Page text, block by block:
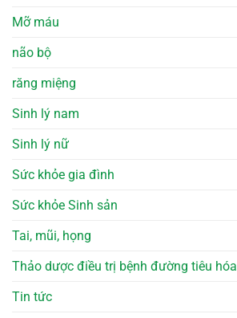
Mỡ máu
não bộ
răng miệng
Sinh lý nam
Sinh lý nữ
Sức khỏe gia đình
Sức khỏe Sinh sản
Tai, mũi, họng
Thảo dược điều trị bệnh đường tiêu hóa
Tin tức